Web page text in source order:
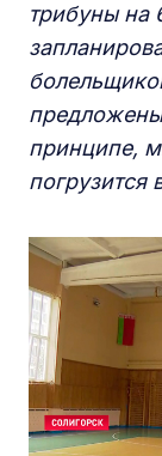
трибуны на
принципе,
погрузится